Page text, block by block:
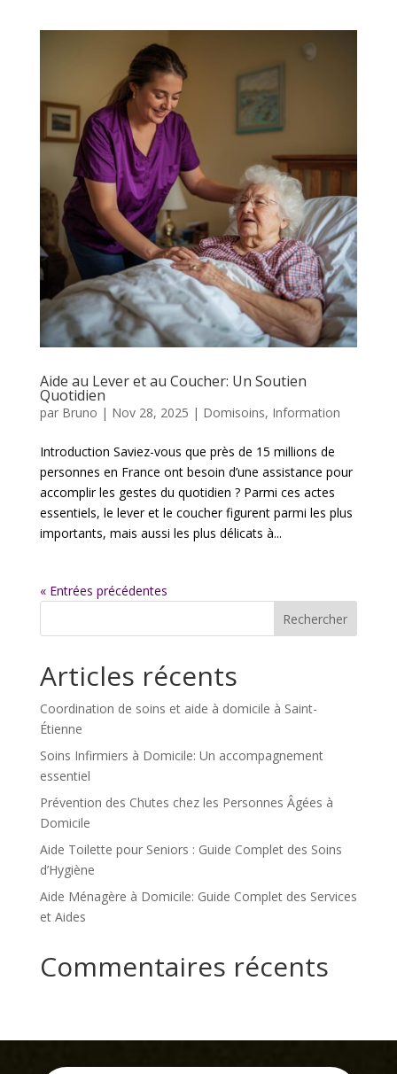
Aide au Lever et au Coucher: Un Soutien
Quotidien
par Bruno | Nov 28, 2025 | Domisoins, Information
Introduction Saviez-vous que près de 15 millions de
personnes en France ont besoin d’une assistance pour
accomplir les gestes du quotidien ? Parmi ces actes
essentiels, le lever et le coucher figurent parmi les plus
importants, mais aussi les plus délicats à...
« Entrées précédentes
Articles récents
Coordination de soins et aide à domicile à Saint-
Étienne
Soins Infirmiers à Domicile: Un accompagnement
essentiel
Prévention des Chutes chez les Personnes Âgées à
Domicile
Aide Toilette pour Seniors : Guide Complet des Soins
d’Hygiène
Aide Ménagère à Domicile: Guide Complet des Services
et Aides
Commentaires récents